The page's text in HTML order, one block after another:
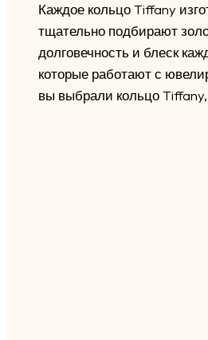
Каждое кольцо Tiffany
тщательно подбирают
долговечность и блеск
которые работают с
вы выбрали кольцо